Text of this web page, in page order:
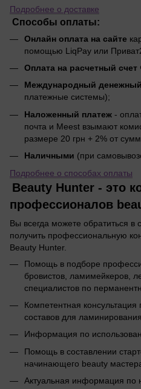
Подробнее о доставке
Способы оплаты:
Онлайн оплата на сайте
помощью LiqPay или
Оплата на расчетный счет
Международный
платежные системы);
Наложенный платеж -
почта и Meest взымают
размере 20 грн + 2% от
Наличными (при
Подробнее о способах оплаты
Beauty Hunter - это
профессионалов
Вы всегда можете обратиться в
получить профессиональную
Beauty Hunter.
Помощь в подборе
бровистов, ламимейкеров,
специалистов по
Компетентная
составов для
Информация по
Помощь в составлении
начинающего beauty
Актуальная информация по